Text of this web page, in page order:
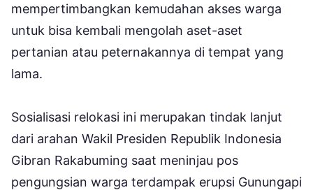
mempertimbangkan kemudahan akses warga
untuk bisa kembali mengolah aset-aset
pertanian atau peternakannya di tempat yang
lama.
Sosialisasi relokasi ini merupakan tindak lanjut
dari arahan Wakil Presiden Republik Indonesia
Gibran Rakabuming saat meninjau pos
pengungsian warga terdampak erupsi Gunungapi